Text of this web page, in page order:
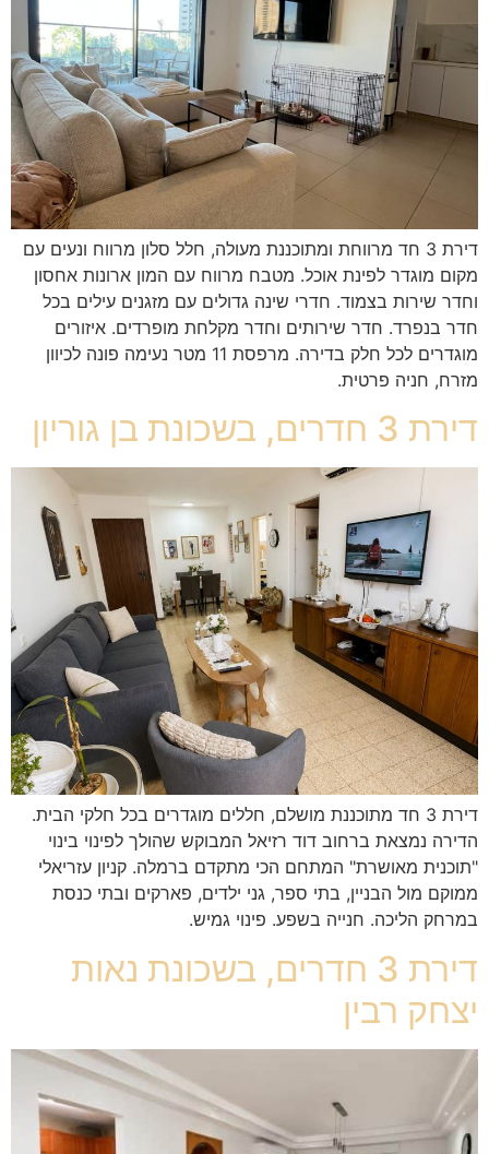
דירת 3 חד מרווחת ומתוכננת מעולה, חלל סלון מרווח ונעים עם
מקום מוגדר לפינת אוכל. מטבח מרווח עם המון ארונות אחסון
וחדר שירות בצמוד. חדרי שינה גדולים עם מזגנים עילים בכל
חדר בנפרד. חדר שירותים וחדר מקלחת מופרדים. איזורים
מוגדרים לכל חלק בדירה. מרפסת 11 מטר נעימה פונה לכיוון
מזרח, חניה פרטית.
דירת 3 חדרים, בשכונת בן גוריון
דירת 3 חד מתוכננת מושלם, חללים מוגדרים בכל חלקי הבית.
הדירה נמצאת ברחוב דוד רזיאל המבוקש שהולך לפינוי בינוי
"תוכנית מאושרת" המתחם הכי מתקדם ברמלה. קניון עזריאלי
ממוקם מול הבניין, בתי ספר, גני ילדים, פארקים ובתי כנסת
במרחק הליכה. חנייה בשפע. פינוי גמיש.
דירת 3 חדרים, בשכונת נאות
יצחק רבין